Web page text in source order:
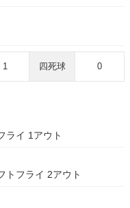
1 四死球 0
ライ 1アウト
トフライ 2アウト